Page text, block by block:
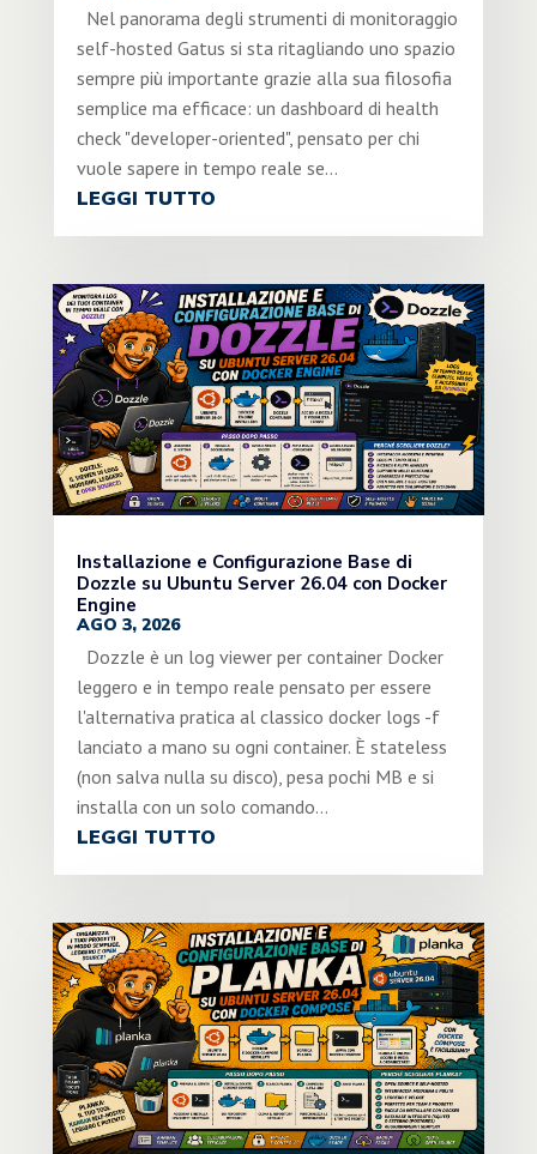
Nel panorama degli strumenti di monitoraggio
self-hosted Gatus si sta ritagliando uno spazio
sempre più importante grazie alla sua filosofia
semplice ma efficace: un dashboard di health
check "developer-oriented", pensato per chi
vuole sapere in tempo reale se...
LEGGI TUTTO
Installazione e Configurazione Base di
Dozzle su Ubuntu Server 26.04 con Docker
Engine
AGO 3, 2026
Dozzle è un log viewer per container Docker
leggero e in tempo reale pensato per essere
l'alternativa pratica al classico docker logs -f
lanciato a mano su ogni container. È stateless
(non salva nulla su disco), pesa pochi MB e si
installa con un solo comando...
LEGGI TUTTO